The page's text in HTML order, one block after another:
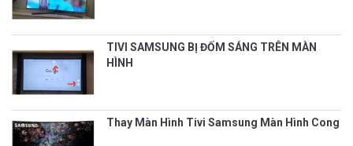
TIVI SAMSUNG BỊ ĐỐM SÁNG TRÊN MÀN
HÌNH
Thay Màn Hình Tivi Samsung Màn Hình Cong